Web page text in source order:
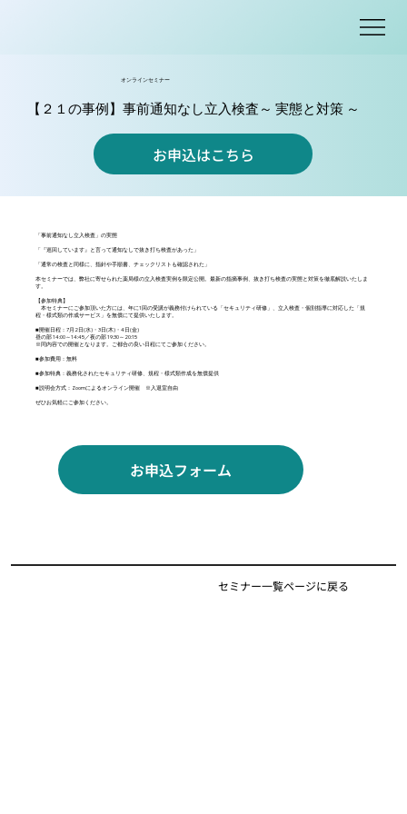
オンラインセミナー
【２１の事例】事前通知なし立入検査～ 実態と対策 ～
お申込はこちら
「事前通知なし立入検査」の実態
「『巡回しています』と言って通知なしで抜き打ち検査があった」
「通常の検査と同様に、指針や手順書、チェックリストも確認された」
本セミナーでは、弊社に寄せられた薬局様の立入検査実例を限定公開。最新の指摘事例、抜き打ち検査の実態と対策を徹底解説いたしま
す。
【参加特典】
本セミナーにご参加頂いた方には、年に1回の受講が義務付けられている「セキュリティ研修」、立入検査・個別指導に対応した「規
程・様式類の作成サービス」を無償にて提供いたします。
■開催日程：7月2日(水)・3日(木)・4日(金)
昼の部 14:00～14:45／夜の部 19:30～20:15
※同内容での開催となります。ご都合の良い日程にてご参加ください。
■参加費用：無料
■参加特典：義務化されたセキュリティ研修、規程・様式類作成を無償提供
■説明会方式：Zoomによるオンライン開催 ※入退室自由
ぜひお気軽にご参加ください。
お申込フォーム
セミナー一覧ページに戻る